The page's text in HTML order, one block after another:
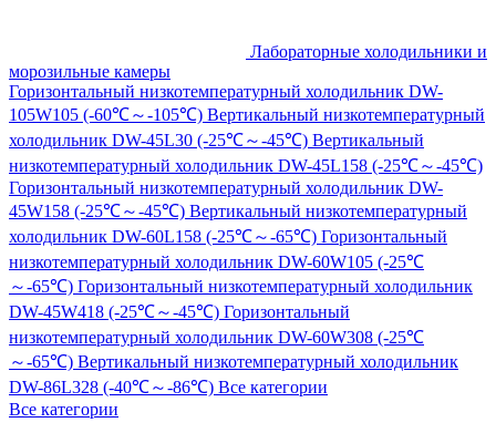
Лабораторные холодильники и
морозильные камеры
Горизонтальный низкотемпературный холодильник DW-
105W105 (-60℃～-105℃) Вертикальный низкотемпературный
холодильник DW-45L30 (-25℃～-45℃) Вертикальный
низкотемпературный холодильник DW-45L158 (-25℃～-45℃)
Горизонтальный низкотемпературный холодильник DW-
45W158 (-25℃～-45℃) Вертикальный низкотемпературный
холодильник DW-60L158 (-25℃～-65℃) Горизонтальный
низкотемпературный холодильник DW-60W105 (-25℃
～-65℃) Горизонтальный низкотемпературный холодильник
DW-45W418 (-25℃～-45℃) Горизонтальный
низкотемпературный холодильник DW-60W308 (-25℃
～-65℃) Вертикальный низкотемпературный холодильник
DW-86L328 (-40℃～-86℃) Все категории
Все категории